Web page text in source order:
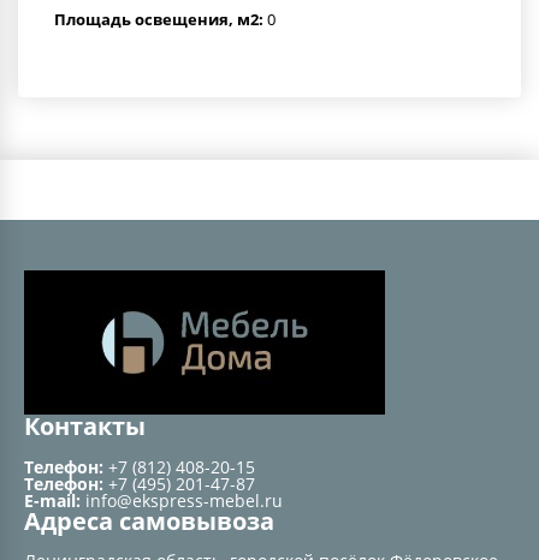
Площадь освещения, м2: 0
Контакты
Телефон: +7 (812) 408-20-15
Телефон: +7 (495) 201-47-87
E-mail: info@ekspress-mebel.ru
Адреса самовывоза